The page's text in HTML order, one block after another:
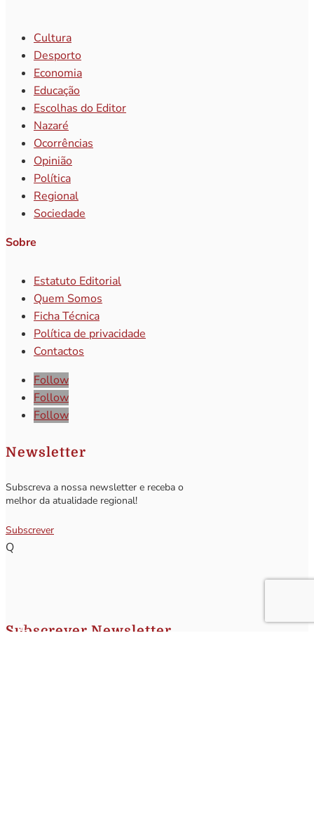
Cultura
Desporto
Economia
Educação
Escolhas do Editor
Nazaré
Ocorrências
Opinião
Política
Regional
Sociedade
Sobre
Estatuto Editorial
Quem Somos
Ficha Técnica
Política de privacidade
Contactos
Follow
Follow
Follow
Newsletter
Subscreva a nossa newsletter e receba o
melhor da atualidade regional!
Subscrever
Q
Subscrever Newsletter